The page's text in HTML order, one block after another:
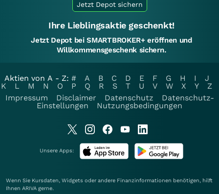
Jetzt Depot sichern
Ihre Lieblingsaktie geschenkt!
Jetzt Depot bei SMARTBROKER+ eröffnen und
Willkommensgeschenk sichern.
Aktien von A - Z: # A B C D E F G H I
J
K
L M N O P Q R S T U V W X Y
Z
Impressum
Disclaimer Datenschutz
Datenschutz-
Einstellungen
Nutzungsbedingungen
Unsere Apps:
Wenn Sie Kursdaten, Widgets oder andere Finanzinformationen benötigen, hilft
Ihnen ARIVA gerne.